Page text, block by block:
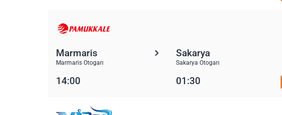
Marmaris
Marmaris Otogarı
Sakarya
Sakarya Otogarı
14:00 01:30